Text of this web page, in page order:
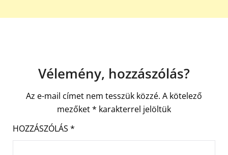
Vélemény, hozzászólás?
Az e-mail címet nem tesszük közzé. A kötelező
mezőket* karakterrel jelöltük
HOZZÁSZÓLÁS *